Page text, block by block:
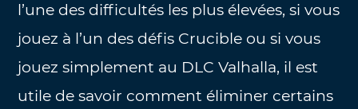
l’une des difficultés les plus élevées, si vous
jouez à l’un des défis Crucible ou si vous
jouez simplement au DLC Valhalla, il est
utile de savoir comment éliminer certains